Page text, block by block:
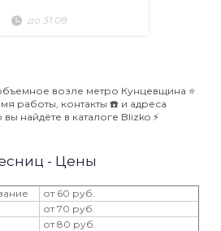
до 31.08
возле метро Кунцевщина ⭐️
работы, контакты ☎️ и адреса
найдёте в каталоге Blizko ⚡️
- Цены
от 60 руб.
от 70 руб.
от 80 руб.